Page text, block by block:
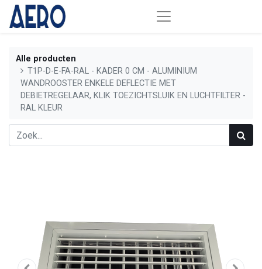
Alle producten
T1P-D-E-FA-RAL - KADER 0 CM - ALUMINIUM
WANDROOSTER ENKELE DEFLECTIE MET
DEBIETREGELAAR, KLIK TOEZICHTSLUIK EN LUCHTFILTER -
RAL KLEUR